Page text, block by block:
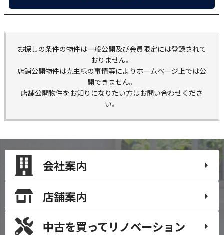
お探しの条件の物件は一般公開及び会員限定には登録されて
おりません。
店舗公開物件は売主様の事情等によりホームページ上では公
開できません。
店舗公開物件をお知りになりたい方はお問い合わせくださ
い。
会社案内
店舗案内
中古を買ってリノベーション